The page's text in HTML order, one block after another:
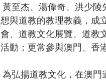
想與道教的教理教義，成
會、道教文化展覽、道教
活動；更常參與澳門、香